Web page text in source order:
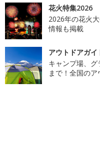
花火特集2026
2026年の花火
情報も掲載
アウトドアガイ
キャンプ場、
まで！全国の